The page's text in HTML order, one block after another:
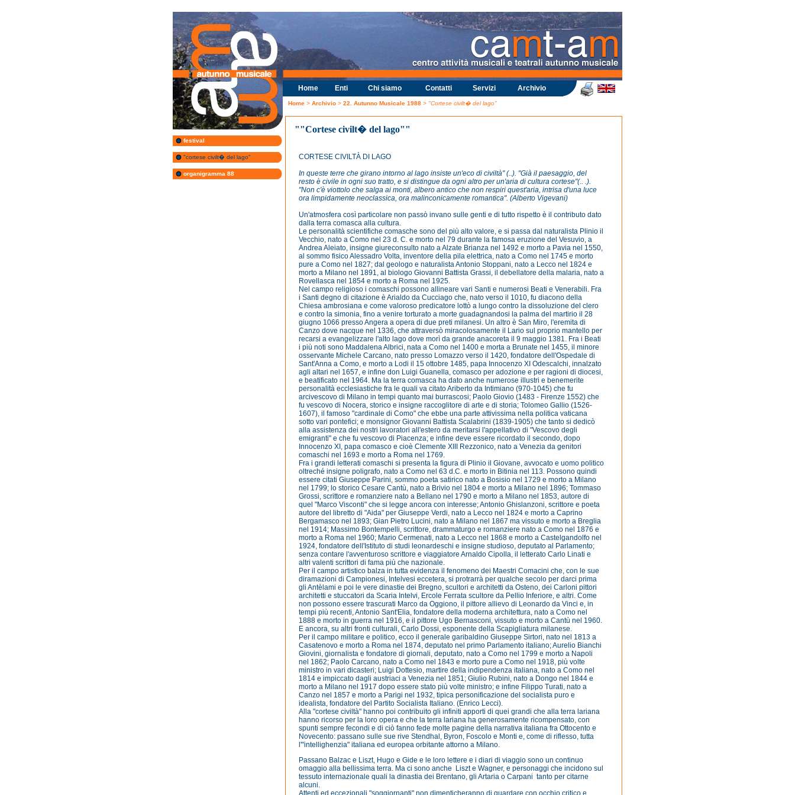
festival
"cortese civilt� del lago"
organigramma 88
Home Enti Chi siamo Contatti Servizi Archivio
Home > Archivio > 22. Autunno Musicale 1988 > "Cortese civilt� del lago"
""Cortese civilt� del lago""
CORTESE CIVILTÀ DI LAGO
In queste terre che girano intorno al lago insiste un'eco di civiltà" (..). "Già il paesaggio, del
resto è civile in ogni suo tratto, e si distingue da ogni altro per un'aria di cultura cortese"(.. .).
"Non c'è viottolo che salga ai monti, albero antico che non respiri quest'aria, intrisa d'una luce
ora limpidamente neoclassica, ora malinconicamente romantica". (Alberto Vigevani)
Un'atmosfera così particolare non passò invano sulle genti e di tutto rispetto è il contributo dato
dalla terra comasca alla cultura.
Le personalità scientifiche comasche sono del più alto valore, e si passa dal naturalista Plinio il
Vecchio, nato a Como nel 23 d. C. e morto nel 79 durante la famosa eruzione del Vesuvio, a
Andrea Aleiato, insigne giureconsulto nato a Alzate Brianza nel 1492 e morto a Pavia nel 1550,
al sommo fisico Alessadro Volta, inventore della pila elettrica, nato a Como nel 1745 e morto
pure a Como nel 1827; dal geologo e naturalista Antonio Stoppani, nato a Lecco nel 1824 e
morto a Milano nel 1891, al biologo Giovanni Battista Grassi, il debellatore della malaria, nato a
Rovellasca nel 1854 e morto a Roma nel 1925.
Nel campo religioso i comaschi possono allineare vari Santi e numerosi Beati e Venerabili. Fra
i Santi degno di citazione è Arialdo da Cucciago che, nato verso il 1010, fu diacono della
Chiesa ambrosiana e come valoroso predicatore lottò a lungo contro la dissoluzione del clero
e contro la simonia, fino a venire torturato a morte guadagnandosi la palma del martirio il 28
giugno 1066 presso Angera a opera di due preti milanesi. Un altro è San Miro, l'eremita di
Canzo dove nacque nel 1336, che attraversò miracolosamente il Lario sul proprio mantello per
recarsi a evangelizzare l'alto lago dove morì da grande anacoreta il 9 maggio 1381. Fra i Beati
i più noti sono Maddalena Albrici, nata a Como nel 1400 e morta a Brunate nel 1455, il minore
osservante Michele Carcano, nato presso Lomazzo verso il 1420, fondatore dell'Ospedale di
Sant'Anna a Como, e morto a Lodi il 15 ottobre 1485, papa Innocenzo XI Odescalchi, innalzato
agli altari nel 1657, e infine don Luigi Guanella, comasco per adozione e per ragioni di diocesi,
e beatificato nel 1964. Ma la terra comasca ha dato anche numerose illustri e benemerite
personalità ecclesiastiche fra le quali va citato Ariberto da Intimiano (970-1045) che fu
arcivescovo di Milano in tempi quanto mai burrascosi; Paolo Giovio (1483 - Firenze 1552) che
fu vescovo di Nocera, storico e insigne raccoglitore di arte e di storia; Tolomeo Gallio (1526-
1607), il famoso "cardinale di Como" che ebbe una parte attivissima nella politica vaticana
sotto vari pontefici; e monsignor Giovanni Battista Scalabrini (1839-1905) che tanto si dedicò
alla assistenza dei nostri lavoratori all'estero da meritarsi l'appellativo di "Vescovo degli
emigranti" e che fu vescovo di Piacenza; e infine deve essere ricordato il secondo, dopo
Innocenzo XI, papa comasco e cioè Clemente XIII Rezzonico, nato a Venezia da genitori
comaschi nel 1693 e morto a Roma nel 1769.
Fra i grandi letterati comaschi si presenta la figura di Plinio il Giovane, avvocato e uomo politico
oltreché insigne poligrafo, nato a Como nel 63 d.C. e morto in Bitinia nel 113. Possono quindi
essere citati Giuseppe Parini, sommo poeta satirico nato a Bosisio nel 1729 e morto a Milano
nel 1799; lo storico Cesare Cantù, nato a Brivio nel 1804 e morto a Milano nel 1896; Tommaso
Grossi, scrittore e romanziere nato a Bellano nel 1790 e morto a Milano nel 1853, autore di
quel "Marco Visconti" che si legge ancora con interesse; Antonio Ghislanzoni, scrittore e poeta
autore del libretto di "Aida" per Giuseppe Verdi, nato a Lecco nel 1824 e morto a Caprino
Bergamasco nel 1893; Gian Pietro Lucini, nato a Milano nel 1867 ma vissuto e morto a Breglia
nel 1914; Massimo Bontempelli, scrittore, drammaturgo e romanziere nato a Como nel 1876 e
morto a Roma nel 1960; Mario Cermenati, nato a Lecco nel 1868 e morto a Castelgandolfo nel
1924, fondatore dell'Istituto di studi leonardeschi e insigne studioso, deputato al Parlamento;
senza contare l'avventuroso scrittore e viaggiatore Arnaldo Cipolla, il letterato Carlo Linati e
altri valenti scrittori di fama più che nazionale.
Per il campo artistico balza in tutta evidenza il fenomeno dei Maestri Comacini che, con le sue
diramazioni di Campionesi, Intelvesi eccetera, si protrarrà per qualche secolo per darci prima
gli Antèlami e poi le vere dinastie dei Bregno, scultori e architetti da Osteno, dei Carloni pittori
architetti e stuccatori da Scaria Intelvi, Ercole Ferrata scultore da Pellio Inferiore, e altri. Come
non possono essere trascurati Marco da Oggiono, il pittore allievo di Leonardo da Vinci e, in
tempi più recenti, Antonio Sant'Elia, fondatore della moderna architettura, nato a Como nel
1888 e morto in guerra nel 1916, e il pittore Ugo Bernasconi, vissuto e morto a Cantù nel 1960.
E ancora, su altri fronti culturali, Carlo Dossi, esponente della Scapigliatura milanese.
Per il campo militare e politico, ecco il generale garibaldino Giuseppe Sirtori, nato nel 1813 a
Casatenovo e morto a Roma nel 1874, deputato nel primo Parlamento italiano; Aurelio Bianchi
Giovini, giornalista e fondatore di giornali, deputato, nato a Como nel 1799 e morto a Napoli
nel 1862; Paolo Carcano, nato a Como nel 1843 e morto pure a Como nel 1918, più volte
ministro in vari dicasteri; Luigi Dottesio, martire della indipendenza italiana, nato a Como nel
1814 e impiccato dagli austriaci a Venezia nel 1851; Giulio Rubini, nato a Dongo nel 1844 e
morto a Milano nel 1917 dopo essere stato più volte ministro; e infine Filippo Turati, nato a
Canzo nel 1857 e morto a Parigi nel 1932, tipica personificazione del socialista puro e
idealista, fondatore del Partito Socialista Italiano. (Enrico Lecci).
Alla "cortese civiltà" hanno poi contribuito gli infiniti apporti di quei grandi che alla terra lariana
hanno ricorso per la loro opera e che la terra lariana ha generosamente ricompensato, con
spunti sempre fecondi e di ciò fanno fede molte pagine della narrativa italiana fra Ottocento e
Novecento: passano sulle sue rive Stendhal, Byron, Foscolo e Monti e, come di riflesso, tutta
l'"intellighenzia" italiana ed europea orbitante attorno a Milano.
Passano Balzac e Liszt, Hugo e Gide e le loro lettere e i diari di viaggio sono un continuo
omaggio alla bellissima terra. Ma ci sono anche Liszt e Wagner, e personaggi che incidono sul
tessuto internazionale quali la dinastia dei Brentano, gli Artaria o Carpani tanto per citarne
alcuni.
Attenti ed eccezionali "soggiornanti" non dimenticheranno di guardare con occhio critico e